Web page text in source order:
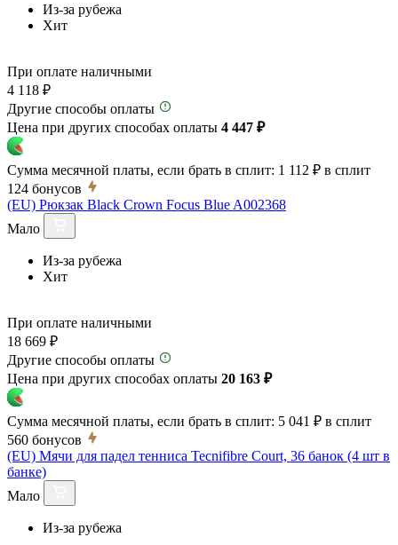
Из-за рубежа
Хит
При оплате наличными
4 118 ₽
Другие способы оплаты
Цена при других способах оплаты 4 447 ₽
Сумма месячной платы, если брать в сплит: 1 112 ₽ в сплит
124 бонусов
(EU) Рюкзак Black Crown Focus Blue A002368
Мало
Из-за рубежа
Хит
При оплате наличными
18 669 ₽
Другие способы оплаты
Цена при других способах оплаты 20 163 ₽
Сумма месячной платы, если брать в сплит: 5 041 ₽ в сплит
560 бонусов
(EU) Мячи для падел тенниса Tecnifibre Court, 36 банок (4 шт в
банке)
Мало
Из-за рубежа